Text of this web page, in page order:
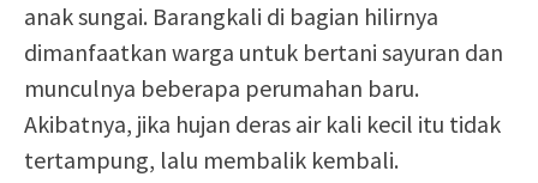
anak sungai. Barangkali di bagian hilirnya
dimanfaatkan warga untuk bertani sayuran dan
munculnya beberapa perumahan baru.
Akibatnya, jika hujan deras air kali kecil itu tidak
tertampung, lalu membalik kembali.